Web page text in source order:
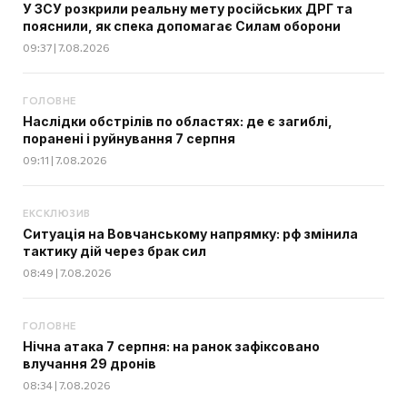
У ЗСУ розкрили реальну мету російських ДРГ та
пояснили, як спека допомагає Силам оборони
09:37 | 7.08.2026
ГОЛОВНЕ
Наслідки обстрілів по областях: де є загиблі,
поранені і руйнування 7 серпня
09:11 | 7.08.2026
ЕКСКЛЮЗИВ
Ситуація на Вовчанському напрямку: рф змінила
тактику дій через брак сил
08:49 | 7.08.2026
ГОЛОВНЕ
Нічна атака 7 серпня: на ранок зафіксовано
влучання 29 дронів
08:34 | 7.08.2026